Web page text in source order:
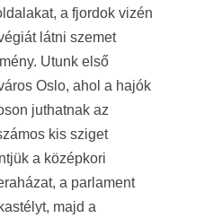
a fjordok vizén
látni szemet
Utunk első
Oslo, ahol a hajók
juthatnak az
kis sziget
a középkori
a parlament
majd a